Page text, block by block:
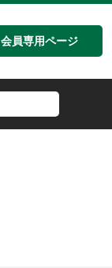
会員専用ページ